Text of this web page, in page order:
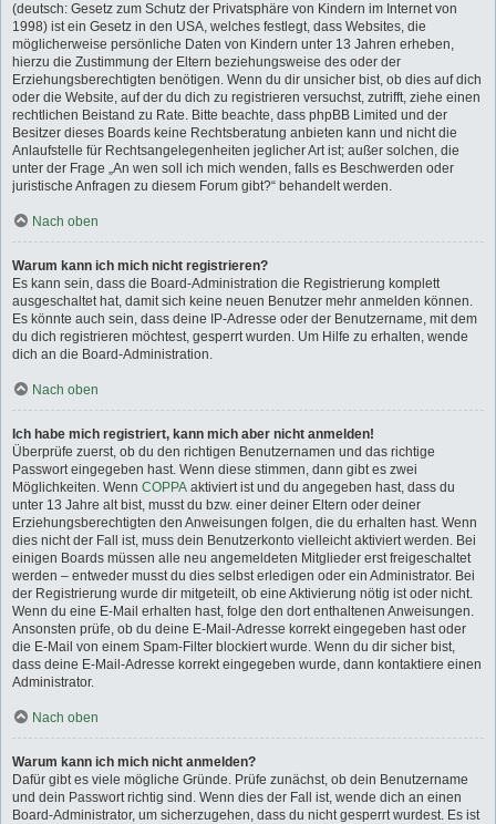
(deutsch: Gesetz zum Schutz der Privatsphäre von Kindern im Internet von
1998) ist ein Gesetz in den USA, welches festlegt, dass Websites, die
möglicherweise persönliche Daten von Kindern unter 13 Jahren erheben,
hierzu die Zustimmung der Eltern beziehungsweise des oder der
Erziehungsberechtigten benötigen. Wenn du dir unsicher bist, ob dies auf dich
oder die Website, auf der du dich zu registrieren versuchst, zutrifft, ziehe einen
rechtlichen Beistand zu Rate. Bitte beachte, dass phpBB Limited und der
Besitzer dieses Boards keine Rechtsberatung anbieten kann und nicht die
Anlaufstelle für Rechtsangelegenheiten jeglicher Art ist; außer solchen, die
unter der Frage „An wen soll ich mich wenden, falls es Beschwerden oder
juristische Anfragen zu diesem Forum gibt?“ behandelt werden.
Nach oben
Warum kann ich mich nicht registrieren?
Es kann sein, dass die Board-Administration die Registrierung komplett
ausgeschaltet hat, damit sich keine neuen Benutzer mehr anmelden können.
Es könnte auch sein, dass deine IP-Adresse oder der Benutzername, mit dem
du dich registrieren möchtest, gesperrt wurden. Um Hilfe zu erhalten, wende
dich an die Board-Administration.
Nach oben
Ich habe mich registriert, kann mich aber nicht anmelden!
Überprüfe zuerst, ob du den richtigen Benutzernamen und das richtige
Passwort eingegeben hast. Wenn diese stimmen, dann gibt es zwei
Möglichkeiten. Wenn COPPA aktiviert ist und du angegeben hast, dass du
unter 13 Jahre alt bist, musst du bzw. einer deiner Eltern oder deiner
Erziehungsberechtigten den Anweisungen folgen, die du erhalten hast. Wenn
dies nicht der Fall ist, muss dein Benutzerkonto vielleicht aktiviert werden. Bei
einigen Boards müssen alle neu angemeldeten Mitglieder erst freigeschaltet
werden – entweder musst du dies selbst erledigen oder ein Administrator. Bei
der Registrierung wurde dir mitgeteilt, ob eine Aktivierung nötig ist oder nicht.
Wenn du eine E-Mail erhalten hast, folge den dort enthaltenen Anweisungen.
Ansonsten prüfe, ob du deine E-Mail-Adresse korrekt eingegeben hast oder
die E-Mail von einem Spam-Filter blockiert wurde. Wenn du dir sicher bist,
dass deine E-Mail-Adresse korrekt eingegeben wurde, dann kontaktiere einen
Administrator.
Nach oben
Warum kann ich mich nicht anmelden?
Dafür gibt es viele mögliche Gründe. Prüfe zunächst, ob dein Benutzername
und dein Passwort richtig sind. Wenn dies der Fall ist, wende dich an einen
Board-Administrator, um sicherzugehen, dass du nicht gesperrt wurdest. Es ist